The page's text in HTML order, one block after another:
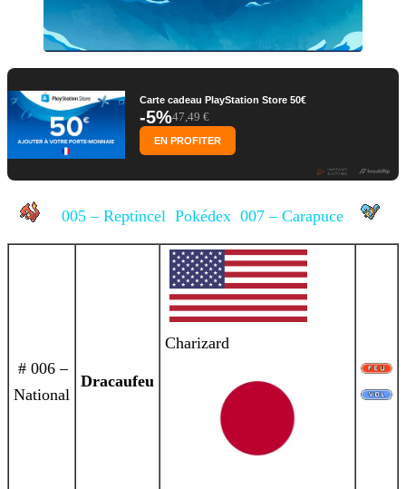
Carte cadeau PlayStation Store 50€
-5%47,49 €
EN PROFITER
005 – Reptincel Pokédex 007 – Carapuce
# 006 –
National
Dracaufeu
Charizard